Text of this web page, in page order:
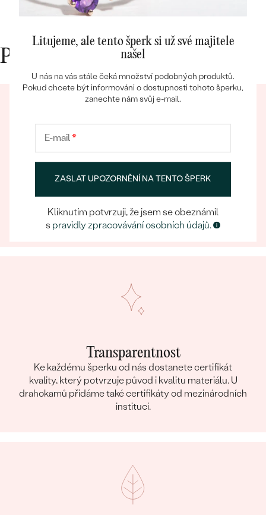
Bestsellery
Proč nakupovat v Eppi
Eppický zážitek
Při nakupování online i osobně se můžete spolehnout
na náš tým, který se postará o to, aby už samotný
výběr šperku byl eppickým zážitkem.
Transparentnost
Ke každému šperku od nás dostanete certifikát
kvality, který potvrzuje původ i kvalitu materiálu. U
drahokamů přidáme také certifikáty od mezinárodních
institucí.
Litujeme, ale tento šperk si už své majitele
našel
U nás na vás stále čeká množství podobných produktů.
Pokud chcete být informováni o dostupnosti tohoto šperku,
zanechte nám svůj e-mail.
E-mail*
ZASLAT UPOZORNĚNÍ NA TENTO ŠPERK
Kliknutím potvrzuji, že jsem se obeznámil
s pravidly zpracovávání osobních údajů.